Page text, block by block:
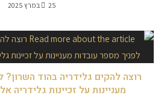
25 במרץ 2025
רוצה להקים גלידריה בהוד השרון?
מעניינות על זכיינות גלידריה